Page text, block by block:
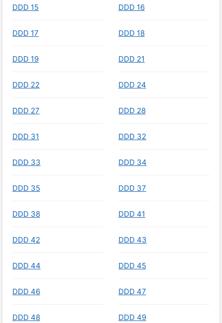
DDD 15 DDD 16
DDD 17 DDD 18
DDD 19 DDD 21
DDD 22 DDD 24
DDD 27 DDD 28
DDD 31 DDD 32
DDD 33 DDD 34
DDD 35 DDD 37
DDD 38 DDD 41
DDD 42 DDD 43
DDD 44 DDD 45
DDD 46 DDD 47
DDD 48 DDD 49